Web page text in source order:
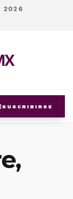
2026
SUSCRIBIRSE